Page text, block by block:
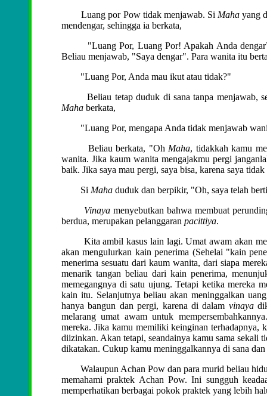
Luang por Pow tidak menjawab. Si Maha yang
mendengar, sehingga ia berkata,
"Luang Por, Luang Por! Apakah Anda dengar?
Beliau menjawab, "Saya dengar". Para wanita itu
"Luang Por, Anda mau ikut atau tidak?"
Beliau tetap duduk di sana tanpa menjawab,
Maha berkata,
"Luang Por, mengapa Anda tidak menjawab
Beliau berkata, "Oh Maha, tidakkah kamu
wanita. Jika kaum wanita mengajakmu pergi
baik. Jika saya mau pergi, saya bisa, karena saya
Si Maha duduk dan berpikir, "Oh, saya telah
Vinaya menyebutkan bahwa membuat
berdua, merupakan pelanggaran pacittiya.
Kita ambil kasus lain lagi. Umat awam akan
akan mengulurkan kain penerima (Sehelai "kain
menerima sesuatu dari kaum wanita, dari siapa
menarik tangan beliau dari kain penerima,
memegangnya di satu ujung. Tetapi ketika mereka
kain itu. Selanjutnya beliau akan meninggalkan
hanya bangun dan pergi, karena di dalam vinaya
melarang umat awam untuk
mereka. Jika kamu memiliki keinginan terhadapnya,
diizinkan. Akan tetapi, seandainya kamu sama sekali
dikatakan. Cukup kamu meninggalkannya di sana
Walaupun Achan Pow dan para murid beliau
memahami praktek Achan Pow. Ini sungguh
memperhatikan berbagai pokok praktek yang lebih